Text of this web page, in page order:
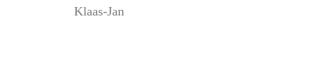
Klaas-Jan